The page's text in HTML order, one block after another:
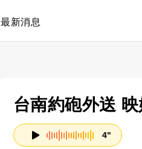
最新消息
台南約砲外送
4"